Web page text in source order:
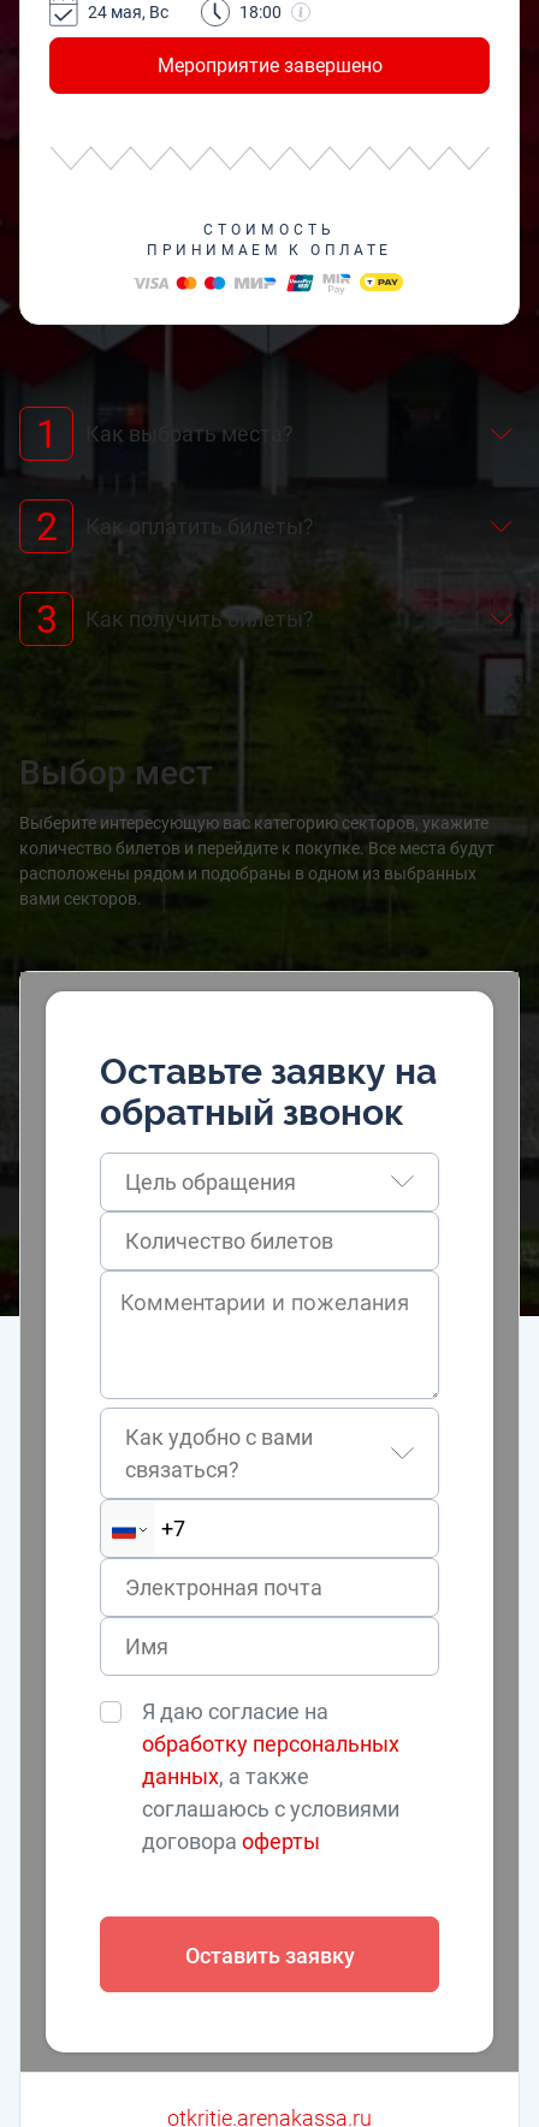
Мероприятие завершено
24 мая, Вс 18:00
СТОИМОСТЬ
ПРИНИМАЕМ К ОПЛАТЕ
1 Как выбрать места?
2 Как оплатить билеты?
3 Как получить билеты?
Выбор мест
Выберите интересующую вас категорию секторов, укажите
количество билетов и перейдите к покупке. Все места будут
расположены рядом и подобраны в одном из выбранных
вами секторов.
Оставьте заявку на
обратный звонок
Цель обращения
Как удобно с вами
связаться?
Я даю согласие на
обработку персональных
данных, а также
соглашаюсь с условиями
договораоферты
Оставить заявку
otkritie.arenakassa.ru